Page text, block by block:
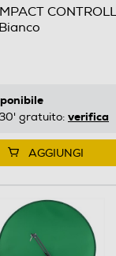
gratuito: verifica
AGGIUNGI